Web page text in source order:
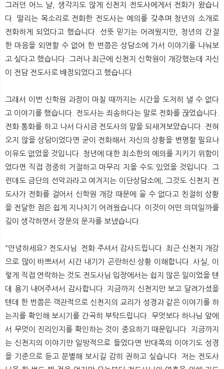
그러던 어느 날, 생각지도 않게 신천지 전도사에게서 전화가 왔습니
다. 떨리는 목소리로 전화한 전도사는 예의를 갖추며 청년의 소개로
전화하게 되었다고 했습니다. 선뜻 믿기는 어려웠지만, 청년의 간절
한 마음을 외면할 수 없어 한 번쯤은 상담소에 가서 이야기를 나눠보
고 싶다고 했습니다. 그러나 최근에 신천지 신학원이 개강했는데 자신
이 전담 전도사로 배정되었다고 했습니다.
그래서 이번 신학원 과정이 마칠 때까지는 시간을 도저히 낼 수 없다
고 이야기를 했습니다. 전도사는 죄송하다는 말로 전화를 끊었습니다.
전화 통화를 하고 나서 다시금 전도사의 말을 되새겨보았습니다. 전혀
오지 않을 상담이었다면 굳이 전화해서 자신의 상황을 변명할 필요나
이유도 없었을 것입니다. 청년에 대한 최소한의 예의를 지키기 위함이
었다면 직접 정중히 거절하고 마무리 지을 수도 있었을 것입니다. 그
런데도 금단의 선악과라고 여겨지는 이단상담소에, 그것도 신천지 전
도사가 전화를 걸어서 신학원 개강 때문에 올 수 없다고 친절히 상황
을 전달한 점은 쉽게 지나치기 어려웠습니다. 이것이 어떤 의미일까를
깊이 생각하면서 장문의 문자를 보냈습니다.
“안녕하세요? 전도사님. 전화 주셔서 감사드립니다. 최근 신천지 개강
으로 많이 바쁘셔서 시간 내기가 곤란하신 상황 이해합니다. 사실, 이
렇게 직접 연락하는 것도 전도사님 입장에서는 쉽지 않은 일이었을 텐
데 용기 내어주셔서 감사합니다. 지금까지 신천지만 보고 달려가셨을
텐데 한 번쯤은 객관적으로 신천지의 교리가 성경과 같은 이야기를 하
는지를 확인해 보시기를 간곡히 부탁드립니다. 무엇보다 하나님 앞에
서 무엇이 진리인지를 확인하는 것이 중요하기 때문입니다. 지금까지
는 신천지의 이야기만 일방적으로 들었다면 반대쪽의 이야기도 성경
을 기준으로 듣고 분별해 보시길 감히 권하고 싶습니다. 저는 전도사